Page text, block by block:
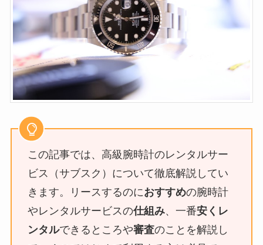
この記事では、高級腕時計のレンタルサー
ビス（サブスク）について徹底解説してい
きます。リースするのにおすすめの腕時計
やレンタルサービスの仕組み、一番安くレ
ンタルできるところや審査のことを解説し